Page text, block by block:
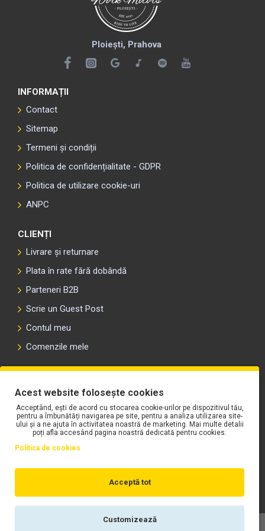
Ploiești, Prahova
INFORMAȚII
Contact
Sitemap
Termeni și condiții
Politica de confidențialitate - GDPR
Politica de utilizare cookie-uri
ANPC
CLIENȚI
Livrare și returnare
Plata în rate fără dobândă
Parteneri B2B
Scrie un Guest Post
Contul meu
Comenzile mele
Acest website folosește cookies
Acceptând, ești de acord cu stocarea cookie-urilor pe dispozitivul tău,
pentru a îmbunătăți navigarea pe site, pentru a analiza utilizarea site-
ului și a ne ajuta în activitatea noastră de marketing. Mai multe detalii
poți afla accesând pagina noastră dedicată pentru cookies.
Politica de cookies
Acceptă tot
Customizează